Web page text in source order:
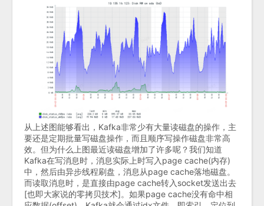
从上述图能够看出，Kafka非常少有大量读磁盘的操作，主
要还是定期批量写磁盘操作，而且顺序写操作磁盘非常高
效。但为什么上图最近读磁盘增加了许多呢？我们知道
Kafka在写消息时，消息实际上时写入page cache(内存)
中，然后由异步线程刷盘，消息从page cache落地磁盘。
而读取消息时，是直接由page cache转入socket发送出去
[也即大家说的零拷贝技术]。如果page cache没有命中相